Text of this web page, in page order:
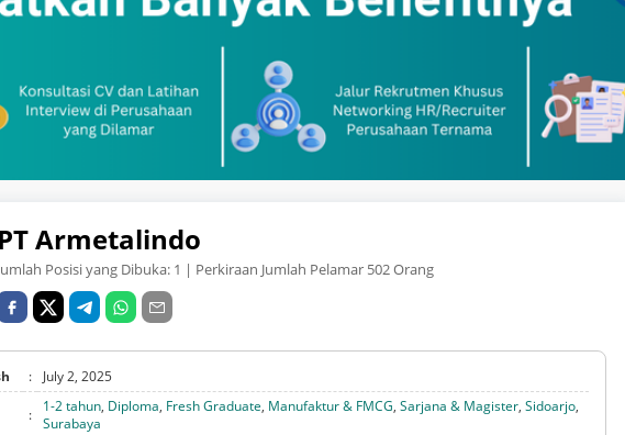
PT Armetalindo
Posisi yang Dibuka: 1 | Perkiraan Jumlah Pelamar 502 Orang
: July 2, 2025
: 1-2 tahun, Diploma, Fresh Graduate, Manufaktur & FMCG, Sarjana & Magister, Sidoarjo,
Surabaya